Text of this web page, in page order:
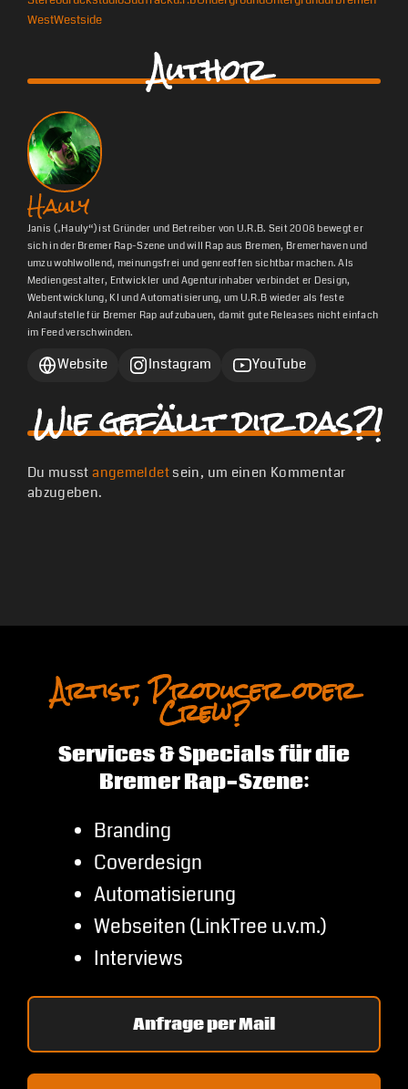
WestWestside
Author
Hauly
Janis („Hauly“) ist Gründer und Betreiber von U.R.B. Seit 2008 bewegt er
sich in der Bremer Rap-Szene und will Rap aus Bremen, Bremerhaven und
umzu wohlwollend, meinungsfrei und genreoffen sichtbar machen. Als
Mediengestalter, Entwickler und Agenturinhaber verbindet er Design,
Webentwicklung, KI und Automatisierung, um U.R.B wieder als feste
Anlaufstelle für Bremer Rap aufzubauen, damit gute Releases nicht einfach
im Feed verschwinden.
Website Instagram YouTube
Wie gefällt dir das?!
Du musstangemeldetsein, um einen Kommentar
abzugeben.
Artist, Producer oder
Crew?
Services & Specials für die
Bremer Rap-Szene:
Branding
Coverdesign
Automatisierung
Webseiten (LinkTree u.v.m.)
Interviews
Anfrage per Mail